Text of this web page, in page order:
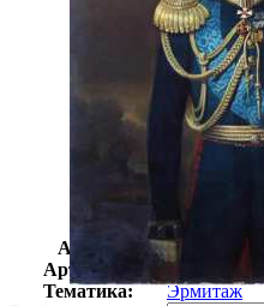
Автор:
Неизвестно
Арт-стиль
Русская
Тематика:
Эрмитаж